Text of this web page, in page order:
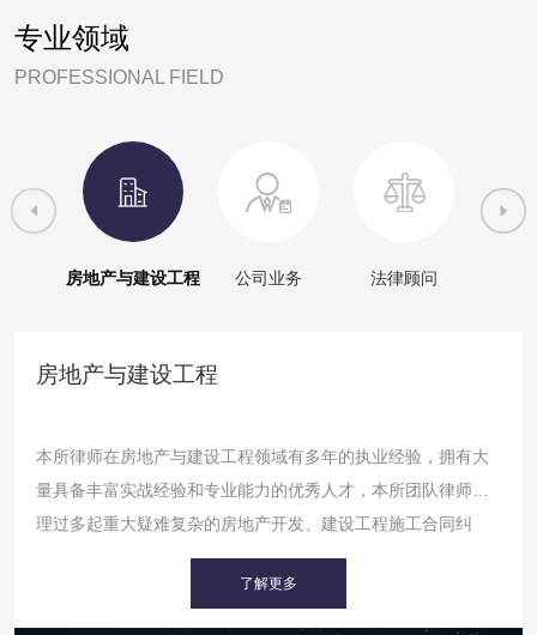
专业领域
PROFESSIONAL FIELD
房地产与建设工程 公司业务 法律顾问
房地产与建设工程
本所律师在房地产与建设工程领域有多年的执业经验，拥有大
量具备丰富实战经验和专业能力的优秀人才，本所团队律师处
理过多起重大疑难复杂的房地产开发、建设工程施工合同纠
纷、商品房买卖合同纠纷案件，办理案件成绩显著。多年来，
一直致力于为大型央企、建筑企业、房地产公司提供法律服
务。
了解更多